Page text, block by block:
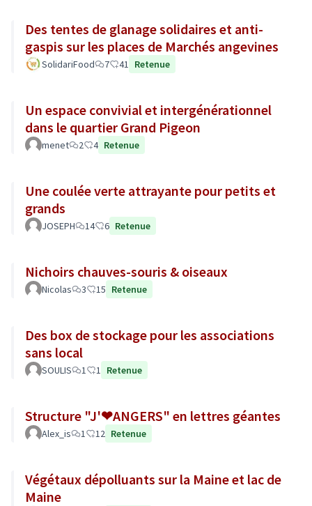
Des tentes de glanage solidaires et anti-
gaspis sur les places de Marchés angevines
SolidariFood 7 41 Retenue
Un espace convivial et intergénérationnel
dans le quartier Grand Pigeon
menet 2 4 Retenue
Une coulée verte attrayante pour petits et
grands
JOSEPH 14 6 Retenue
Nichoirs chauves-souris & oiseaux
Nicolas 3 15 Retenue
Des box de stockage pour les associations
sans local
SOULIS 1 1 Retenue
Structure "J'❤ANGERS" en lettres géantes
Alex_is 1 12 Retenue
Végétaux dépolluants sur la Maine et lac de
Maine